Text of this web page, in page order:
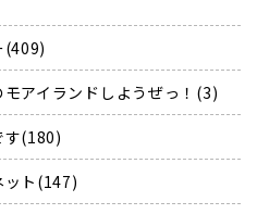
(409)
アイランドしようぜっ！(3)
す(180)
ット(147)